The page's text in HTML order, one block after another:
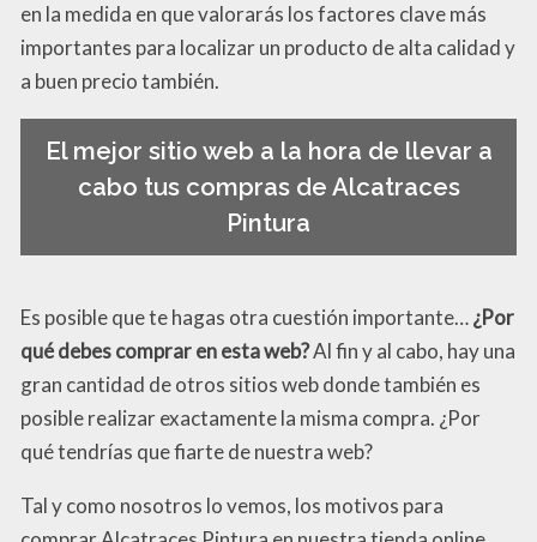
en la medida en que valorarás los factores clave más
importantes para localizar un producto de alta calidad y
a buen precio también.
El mejor sitio web a la hora de llevar a
cabo tus compras de Alcatraces
Pintura
Es posible que te hagas otra cuestión importante…¿Por
qué debes comprar en esta web?Al fin y al cabo, hay una
gran cantidad de otros sitios web donde también es
posible realizar exactamente la misma compra. ¿Por
qué tendrías que fiarte de nuestra web?
Tal y como nosotros lo vemos, los motivos para